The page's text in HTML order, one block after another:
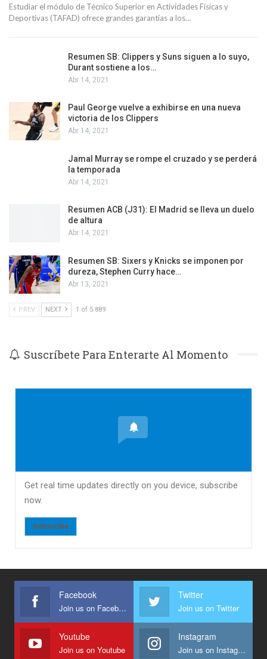
Estudiar el módulo de Técnico Superior en Actividades Físicas y
Deportivas (TAFAD) ofrece grandes garantías a los…
Resumen SB: Clippers y Suns siguen a lo suyo,
Durant sostiene a los…
Abr 14, 2021
Paul George vuelve a exhibirse en una nueva
victoria de los Clippers
Abr 14, 2021
Jamal Murray se rompe el cruzado y se perderá
la temporada
Abr 14, 2021
Resumen ACB (J31): El Madrid se lleva un duelo
de altura
Abr 14, 2021
Resumen SB: Sixers y Knicks se imponen por
dureza, Stephen Curry hace…
Abr 13, 2021
PREV NEXT 1 of 5.889
Suscríbete Para Enterarte Al Momento
Get real time updates directly on you device, subscribe
now.
Subscribe
Facebook
Join us on Facebook
Twitter
Join us on Twitter
Youtube
Join us on Youtube
Instagram
Join us on Instagram